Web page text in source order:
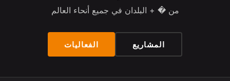
من � + البلدان في جميع أنحاء العالم
الفعاليات المشاريع